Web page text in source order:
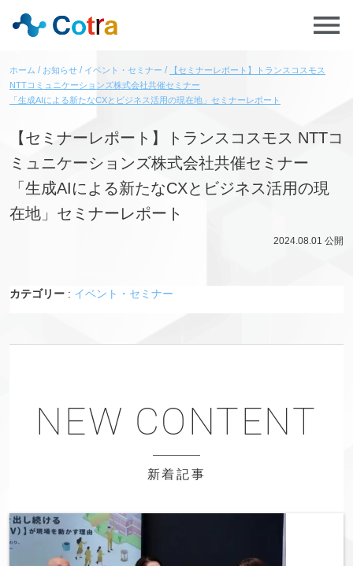
ホーム お知らせ イベント・セミナー
【セミナーレポート】トランスコスモス
NTTコミュニケーションズ株式会社共催セミナー
「生成AIによる新たなCXとビジネス活用の現在地」セミナーレポート
【セミナーレポート】トランスコスモス NTTコ
ミュニケーションズ株式会社共催セミナー
「生成AIによる新たなCXとビジネス活用の現
在地」セミナーレポート
2024.08.01 公開
カテゴリー : イベント・セミナー
新着記事